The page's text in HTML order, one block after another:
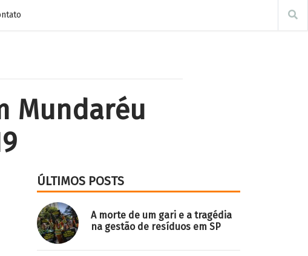
Mundaréu
ÚLTIMOS POSTS
A morte de um gari e a tragédia
na gestão de resíduos em SP